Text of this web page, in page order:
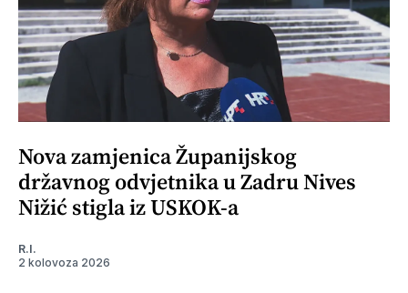
Nova zamjenica Županijskog
državnog odvjetnika u Zadru Nives
Nižić stigla iz USKOK-a
R.I.
2 kolovoza 2026